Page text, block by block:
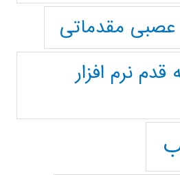
مقدماتی
نرم افزار